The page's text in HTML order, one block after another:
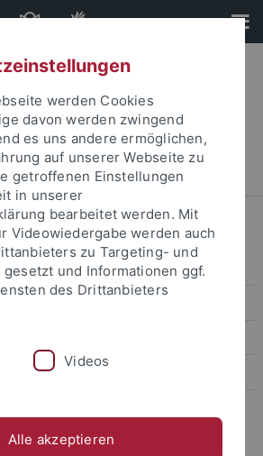
... Etruskische Zentralorte
n.Chr.
werden Cookies
davon werden zwingend
es uns andere ermöglichen,
auf unserer Webseite zu
getroffenen Einstellungen
in unserer
bearbeitet werden. Mit
Videowiedergabe werden auch
zu Targeting- und
und Informationen ggf.
des Drittanbieters
Videos
Alle akzeptieren